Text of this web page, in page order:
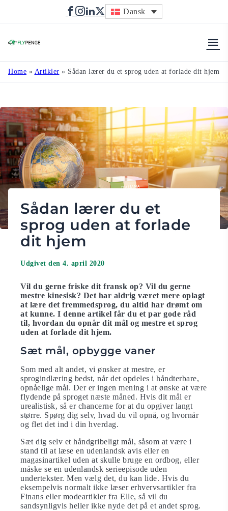
Dansk
Home » Artikler » Sådan lærer du et sprog uden at forlade dit hjem
Sådan lærer du et
sprog uden at forlade
dit hjem
Udgivet den 4. april 2020
Vil du gerne friske dit fransk op? Vil du gerne
mestre kinesisk? Det har aldrig været mere oplagt
at lære det fremmedsprog, du altid har drømt om
at kunne. I denne artikel får du et par gode råd
til, hvordan du opnår dit mål og mestre et sprog
uden at forlade dit hjem.
Sæt mål, opbygge vaner
Som med alt andet, vi ønsker at mestre, er
sprogindlæring bedst, når det opdeles i håndterbare,
opnåelige mål. Der er ingen mening i at ønske at være
flydende på sproget næste måned. Hvis dit mål er
urealistisk, så er chancerne for at du opgiver langt
større. Spørg dig selv, hvad du vil opnå, og hvornår
og flet det ind i din hverdag.
Sæt dig selv et håndgribeligt mål, såsom at være i
stand til at læse en udenlandsk avis eller en
magasinartikel uden at skulle bruge en ordbog, eller
måske se en udenlandsk serieepisode uden
undertekster. Men vælg det, du kan lide. Hvis du
eksempelvis normalt ikke læser erhvervsartikler fra
Finans eller modeartikler fra Elle, så vil du
sandsynligvis heller ikke nyde det på et andet sprog.